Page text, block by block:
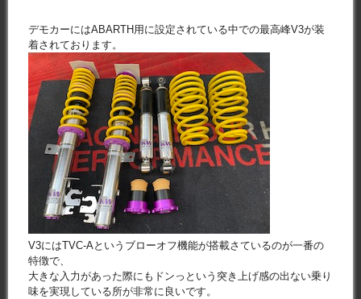
デモカーにはABARTH用に設定されている中での最高峰V3が装
着されております。
V3にはTVC-Aというブローオフ機能が搭載さているのが一番の
特徴で、
大きな入力があった際にもドンっという突き上げ感の出ない乗り
味を実現している所が非常に良いです。